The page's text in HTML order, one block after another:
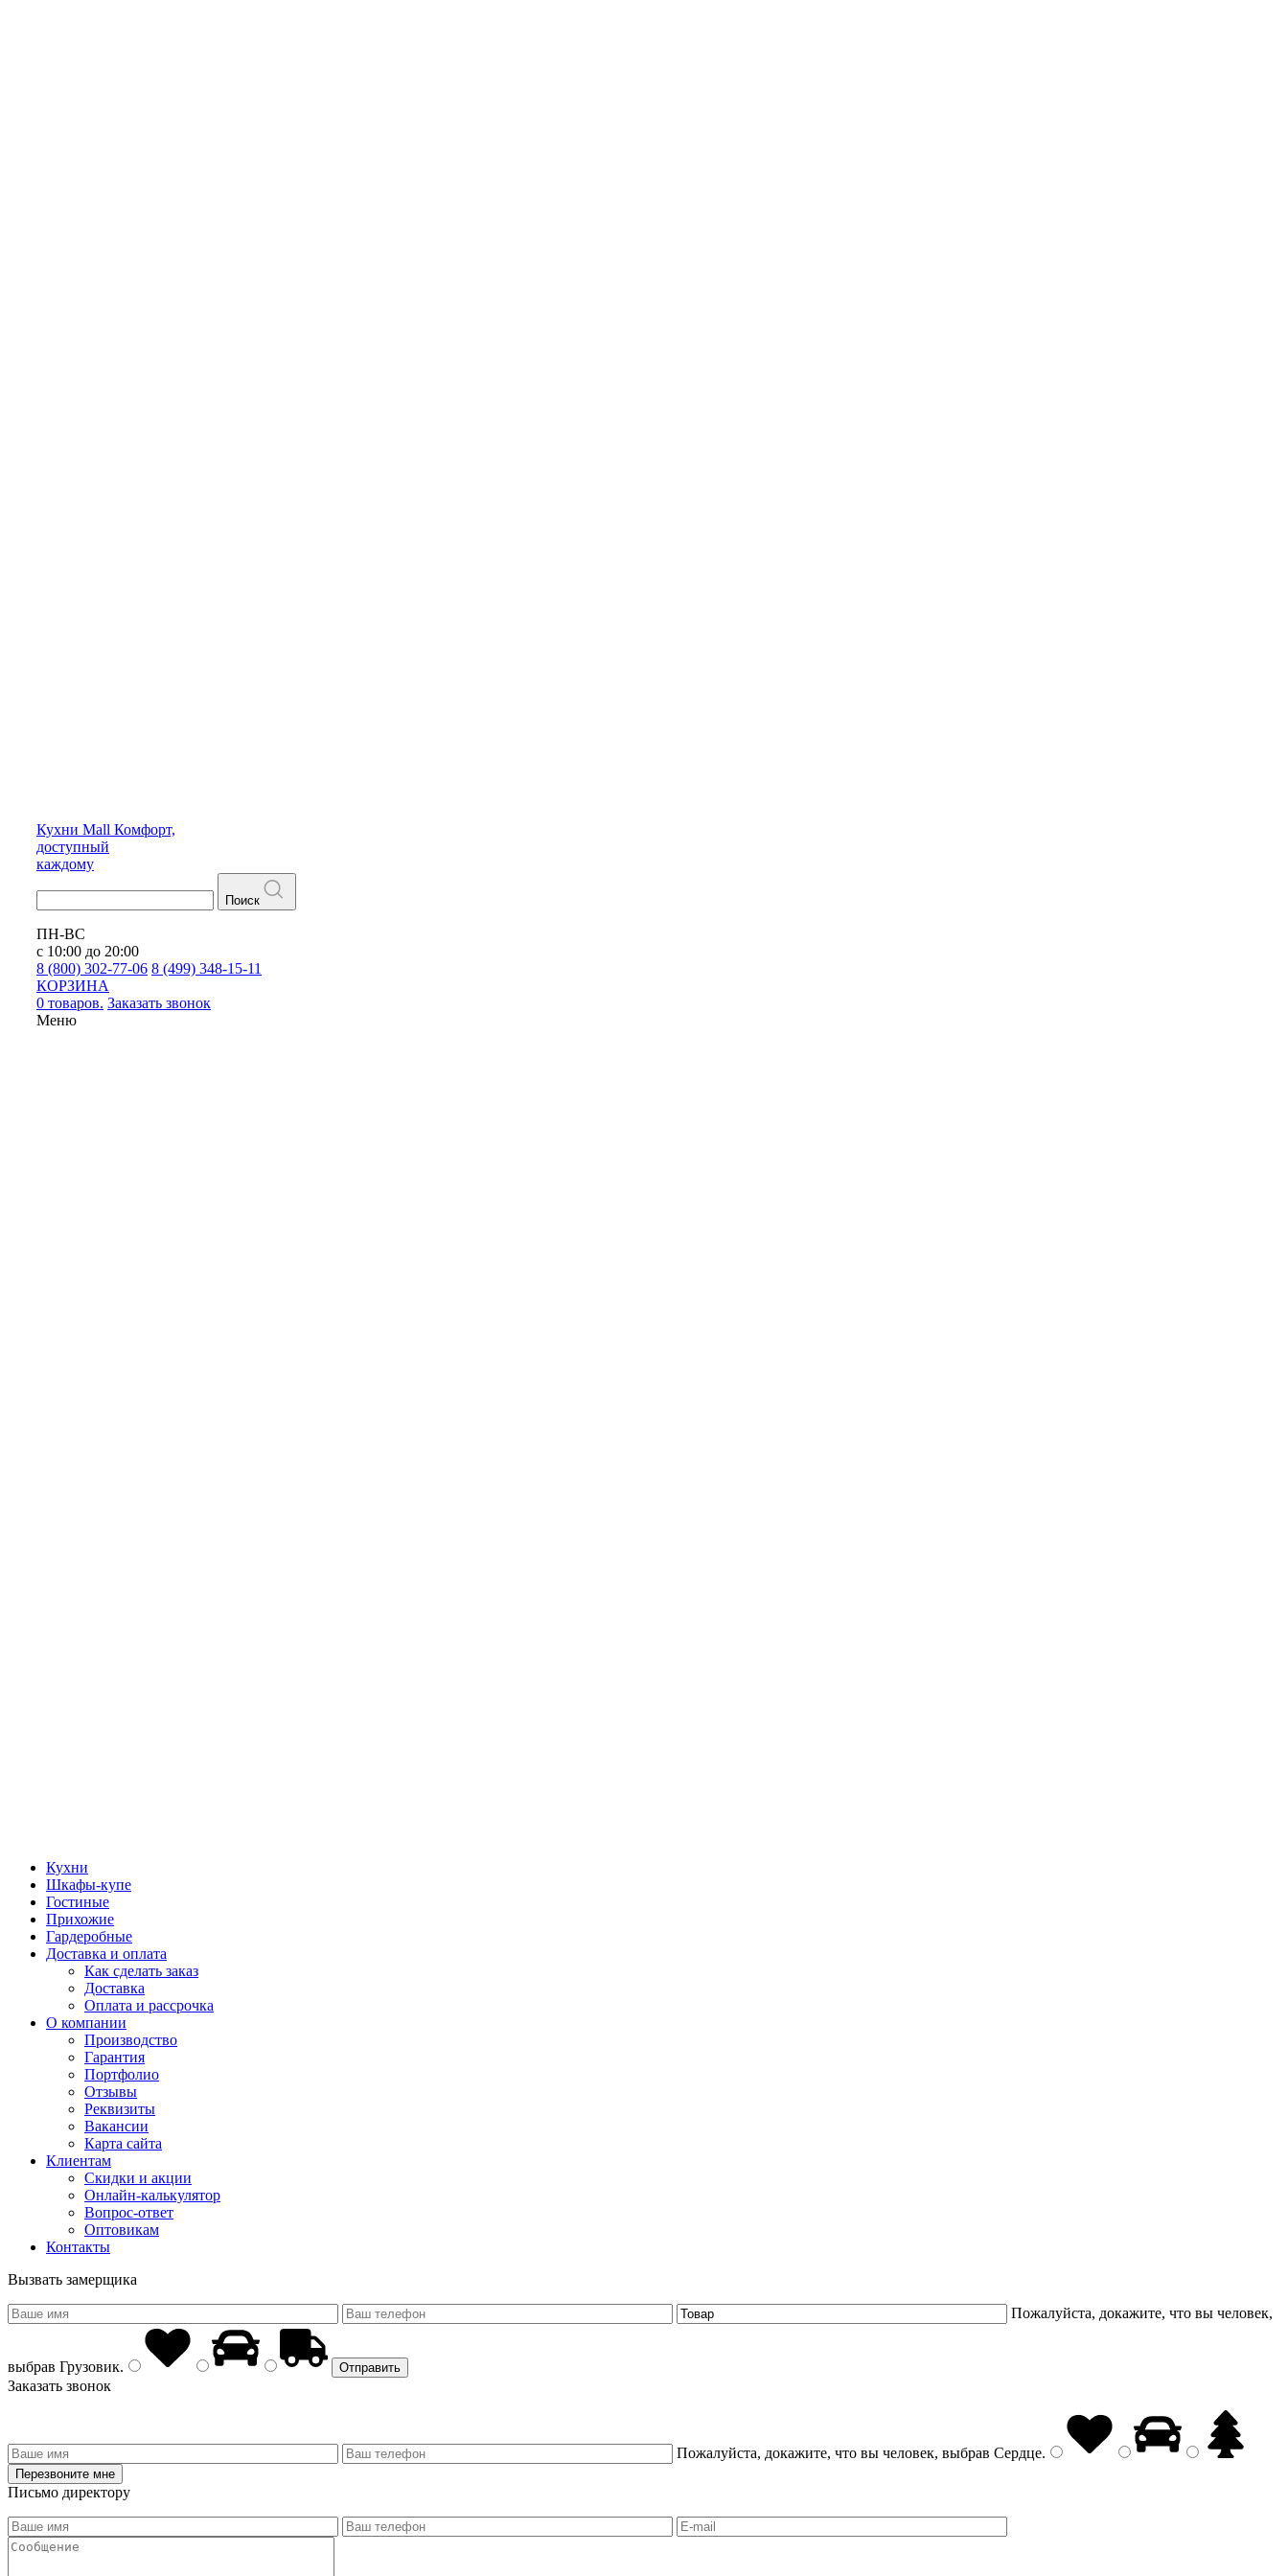
Кухни Mall Комфорт,
доступный
каждому
Поиск
ПН-ВС
с 10:00 до 20:00
8 (800) 302-77-06 8 (499) 348-15-11
КОРЗИНА
0 товаров. Заказать звонок
Меню
Кухни
Шкафы-купе
Гостиные
Прихожие
Гардеробные
Доставка и оплата
Как сделать заказ
Доставка
Оплата и рассрочка
О компании
Производство
Гарантия
Портфолио
Отзывы
Реквизиты
Вакансии
Карта сайта
Клиентам
Скидки и акции
Онлайн-калькулятор
Вопрос-ответ
Оптовикам
Контакты
Вызвать замерщика
Пожалуйста, докажите, что вы человек,
выбрав Грузовик.
Заказать звонок
Пожалуйста, докажите, что вы человек, выбрав Сердце.
Письмо директору